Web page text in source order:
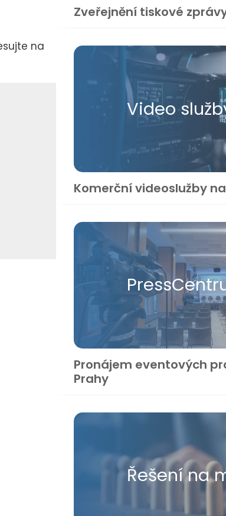
na
Zveřejnění tiskové
Video
Komerční videoslužby
Pronájem eventových
Prahy
Řešení na